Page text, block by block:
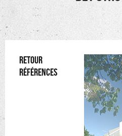
RETOUR
RÉFÉRENCES